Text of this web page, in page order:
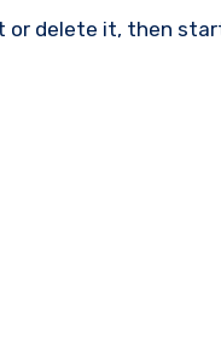
or delete it, then